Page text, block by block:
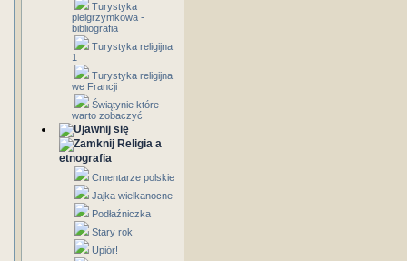
Turystyka
pielgrzymkowa -
bibliografia
Turystyka religijna
1
Turystyka religijna
we Francji
Świątynie które
warto zobaczyć
Religia a
etnografia
Cmentarze polskie
Jajka wielkanocne
Podłaźniczka
Stary rok
Upiór!